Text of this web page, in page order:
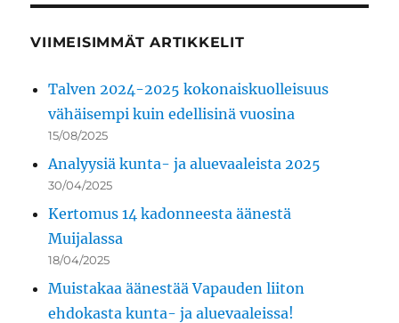
VIIMEISIMMÄT ARTIKKELIT
Talven 2024-2025 kokonaiskuolleisuus
vähäisempi kuin edellisinä vuosina
15/08/2025
Analyysiä kunta- ja aluevaaleista 2025
30/04/2025
Kertomus 14 kadonneesta äänestä
Muijalassa
18/04/2025
Muistakaa äänestää Vapauden liiton
ehdokasta kunta- ja aluevaaleissa!